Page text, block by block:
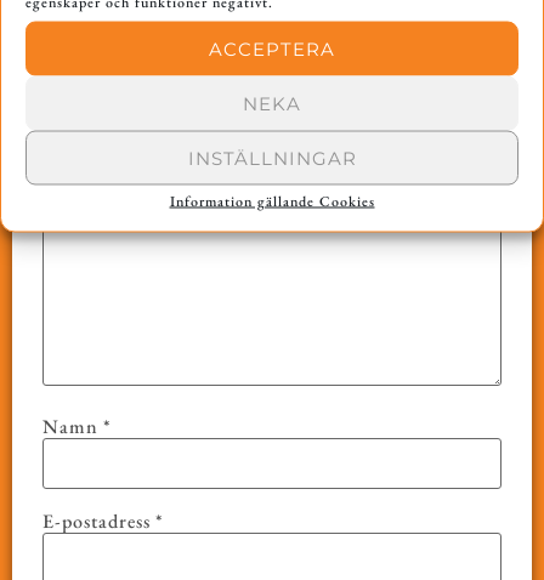
ACCEPTERA
NEKA
INSTÄLLNINGAR
Information gällande Cookies
Din e-postadress kommer inte publiceras.
Obligatoriska fält är märkta*
Namn*
E-postadress*